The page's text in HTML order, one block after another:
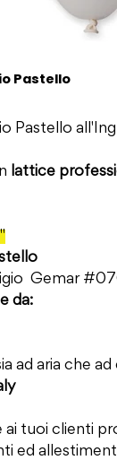
Pastello
Pastello
lattice
Gemar
da:
ad aria che ad
ai tuoi clienti
ed